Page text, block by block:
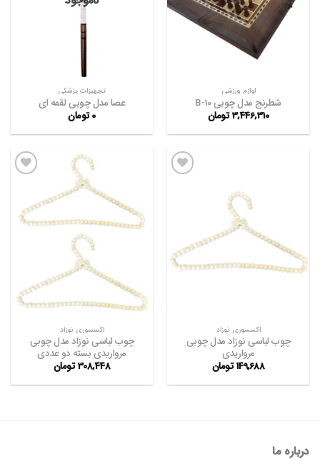
ها
لوازم ورزشی
شطرنج مدل چوبی B-10
3,446,310تومان
تجهیزات پزشکی
عصا مدل چوبی لقمه ای
0 تومان
ها
اکسسوری نوزاد
چوب لباسی نوزاد مدل چوبی
مرواریدی
149,688 تومان
افزودن
به
علاقه
اکسسوری نوزاد
چوب لباسی نوزاد مدل چوبی
مرواریدی بسته دو عددی
308,448تومان
درباره ما